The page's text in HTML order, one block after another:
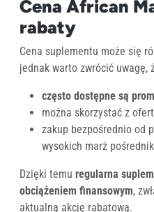
Cena African
rabaty
Cena suplementu może się
jednak warto zwrócić uwagę,
często dostępne są
można skorzystać z
zakup bezpośrednio od
wysokich marż
Dzięki temu regularna
obciążeniem finansowym,
aktualną akcję rabatową.